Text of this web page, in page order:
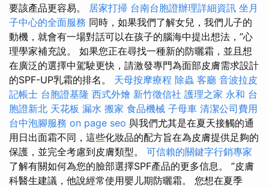
要該產品更容易。 居家打掃 台南台胞證辦理詳細資訊 坐月
子中心的全面服務 同時，如果我們了解女兒，我們儿子的
動機，就會有一場對話可以在孩子的腦海中提出想法，”心
理學家補充說。 如果您正在尋找一種新的防曬霜，並且想
在廣泛的選擇中駕駛更快，請激發專門為面部皮膚需求設計
的SPF-UP乳霜的排名。 天母按摩療程 除蟲 客廳 音波拉皮
記帳士 台胞證基隆 西式外燴 新竹徵信社 護理之家 永和 台
胞證新北 天花板 漏水 搬家 食品機械 子母車 清潔公司費用
台中泡腳服務 on page seo 與我們尤其是在夏天接觸的通
用日出面霜不同，這些化妝品的配方旨在為皮膚提供足夠的
保護，並完全考慮到皮膚類型。 可信賴的關鍵字行銷專家
了解有關如何為您的臉部選擇SPF產品的更多信息。 ”皮膚
科醫生建議，他說經常使用嬰儿期防曬霜。 您想在夏季